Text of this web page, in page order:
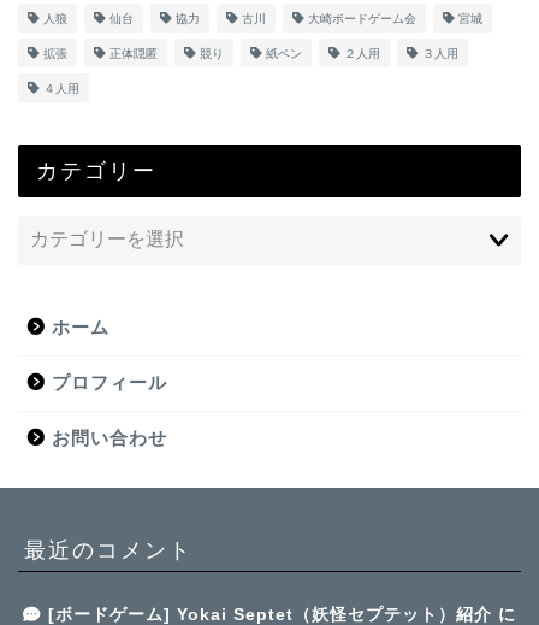
人狼 仙台 協力 古川 大崎ボードゲーム会 宮城
拡張 正体隠匿 競り 紙ペン ２人用 ３人用
４人用
カテゴリー
ホーム
プロフィール
お問い合わせ
最近のコメント
[ボードゲーム] Yokai Septet（妖怪セプテット）紹介 に